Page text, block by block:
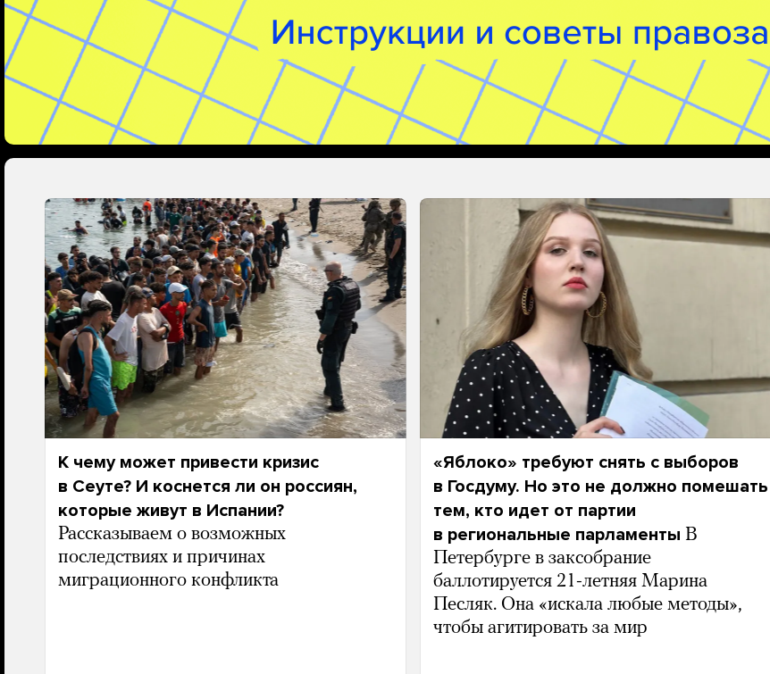
К чему может привести кризис
в Сеуте? И коснется ли он россиян,
которые живут в Испании?
Рассказываем о возможных
последствиях и причинах
миграционного конфликта
«Яблоко» требуют снять с выборов
в Госдуму. Но это не должно помешать
тем, кто идет от партии
в региональные парламенты В
Петербурге в заксобрание
баллотируется 21-летняя Марина
Песляк. Она «искала любые методы»,
чтобы агитировать за мир